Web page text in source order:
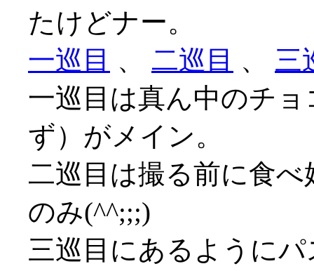
たけどナー。
一巡目 、 二巡目 、 三
一巡目は真ん中のチ
ず）がメイン。
二巡目は撮る前に食
のみ(^^;;;)
三巡目にあるように